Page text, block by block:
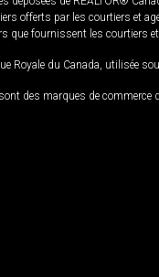
offerts par les courtiers et
que fournissent les courtiers
Royale du Canada, utilisée
sont des marques de commerce